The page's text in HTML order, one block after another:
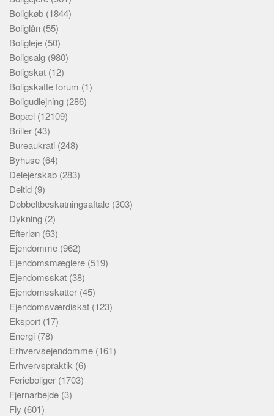
Boligkøb (1844)
Boliglån (55)
Boligleje (50)
Boligsalg (980)
Boligskat (12)
Boligskatte forum (1)
Boligudlejning (286)
Bopæl (12109)
Briller (43)
Bureaukrati (248)
Byhuse (64)
Delejerskab (283)
Deltid (9)
Dobbeltbeskatningsaftale (303)
Dykning (2)
Efterløn (63)
Ejendomme (962)
Ejendomsmæglere (519)
Ejendomsskat (38)
Ejendomsskatter (45)
Ejendomsværdiskat (123)
Eksport (17)
Energi (78)
Erhvervsejendomme (161)
Erhvervspraktik (6)
Ferieboliger (1703)
Fjernarbejde (3)
Fly (601)